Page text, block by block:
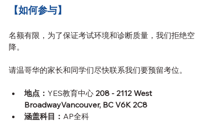
【如何参与】
名额有限，为了保证考试环境和诊断质量，我们拒绝空
降。
请温哥华的家长和同学们尽快联系我们要预留考位。
地点： YES教育中心 208 - 2112 West
BroadwayVancouver, BC V6K 2C8
涵盖科目： AP全科